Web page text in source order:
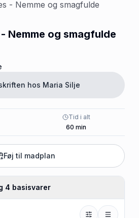
Nemme og smagfulde
hos Maria Silje
Tid i alt
60 min
Føj til madplan
4 basisvarer